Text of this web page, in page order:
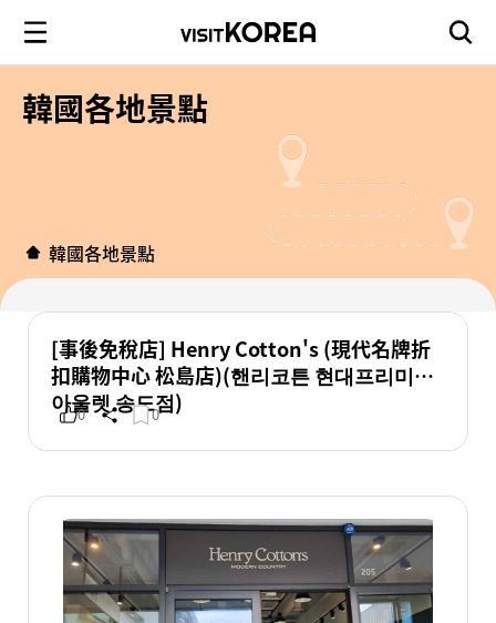
韓國各地景點
韓國各地景點
[事後免稅店] Henry Cotton's (現代名牌折
扣購物中心 松島店)(핸리코튼 현대프리미엄
아울렛 송도점)
0 0